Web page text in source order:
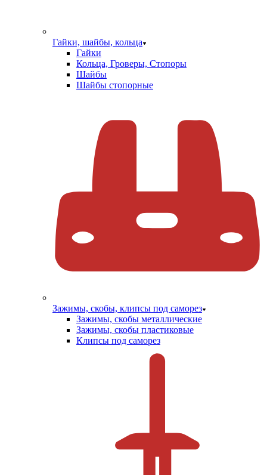
Гайки, шайбы, кольца
Гайки
Кольца, Гроверы, Стопоры
Шайбы
Шайбы стопорные
Зажимы, скобы, клипсы под саморез
Зажимы, скобы металлические
Зажимы, скобы пластиковые
Клипсы под саморез